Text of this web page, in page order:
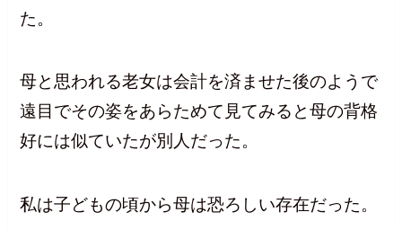
た。
母と思われる老女は会計を済ませた後のようで
遠目でその姿をあらためて見てみると母の背格
好には似ていたが別人だった。
私は子どもの頃から母は恐ろしい存在だった。